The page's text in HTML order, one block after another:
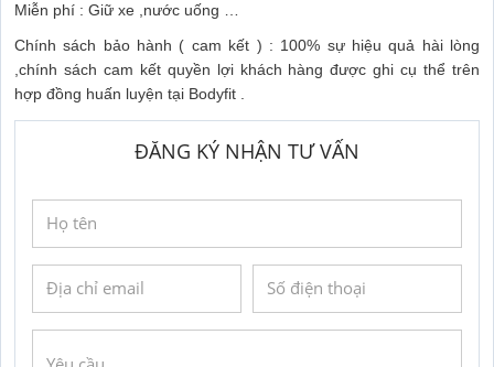
Miễn phí : Giữ xe ,nước uống …
Chính sách bảo hành ( cam kết ) : 100% sự hiệu quả hài lòng
,chính sách cam kết quyền lợi khách hàng được ghi cụ thể trên
hợp đồng huấn luyện tại Bodyfit .
ĐĂNG KÝ NHẬN TƯ VẤN